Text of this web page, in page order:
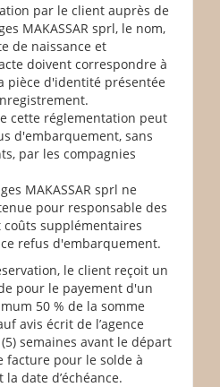
par le client auprès de
MAKASSAR sprl, le nom,
de naissance et
doivent correspondre à
pièce d'identité présentée
cette réglementation peut
d'embarquement, sans
par les compagnies
MAKASSAR sprl ne
pour responsable des
coûts supplémentaires
refus d'embarquement.
le client reçoit un
pour le payement d'un
50 % de la somme
avis écrit de l’agence
(5) semaines avant le départ
facture pour le solde à
date d’échéance.